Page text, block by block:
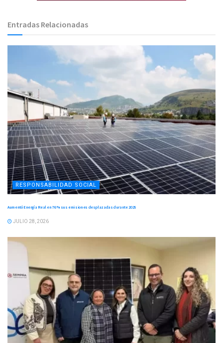
Entradas Relacionadas
RESPONSABILIDAD SOCIAL
Aumentó Energía Real en 76 % sus emisiones desplazadas durante 2025
JULIO 28, 2026